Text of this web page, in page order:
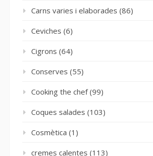
Carns varies i elaborades (86)
Ceviches (6)
Cigrons (64)
Conserves (55)
Cooking the chef(99)
Coques salades (103)
Cosmètica (1)
cremes calentes (113)